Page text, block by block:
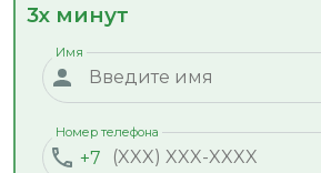
3х минут
Имя
+7
Номер телефона